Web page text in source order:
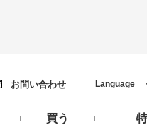
お問い合わせ
買う
Language